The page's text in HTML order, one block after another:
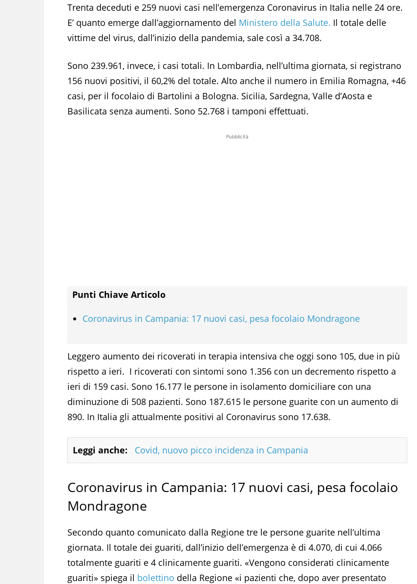
Trenta deceduti e 259 nuovi casi nell’emergenza Coronavirus in Italia nelle 24 ore.
E’ quanto emerge dall’aggiornamento del Ministero della Salute. Il totale delle
vittime del virus, dall’inizio della pandemia, sale così a 34.708.
Sono 239.961, invece, i casi totali. In Lombardia, nell’ultima giornata, si registrano
156 nuovi positivi, il 60,2% del totale. Alto anche il numero in Emilia Romagna, +46
casi, per il focolaio di Bartolini a Bologna. Sicilia, Sardegna, Valle d’Aosta e
Basilicata senza aumenti. Sono 52.768 i tamponi effettuati.
Pubblicità
Punti Chiave Articolo
Coronavirus in Campania: 17 nuovi casi, pesa focolaio Mondragone
Leggero aumento dei ricoverati in terapia intensiva che oggi sono 105, due in più
rispetto a ieri. I ricoverati con sintomi sono 1.356 con un decremento rispetto a
ieri di 159 casi. Sono 16.177 le persone in isolamento domiciliare con una
diminuzione di 508 pazienti. Sono 187.615 le persone guarite con un aumento di
890. In Italia gli attualmente positivi al Coronavirus sono 17.638.
Leggi anche: Covid, nuovo picco incidenza in Campania
Coronavirus in Campania: 17 nuovi casi, pesa focolaio
Mondragone
Secondo quanto comunicato dalla Regione tre le persone guarite nell’ultima
giornata. Il totale dei guariti, dall’inizio dell’emergenza è di 4.070, di cui 4.066
totalmente guariti e 4 clinicamente guariti. «Vengono considerati clinicamente
guariti» spiega il bolettino della Regione «i pazienti che, dopo aver presentato